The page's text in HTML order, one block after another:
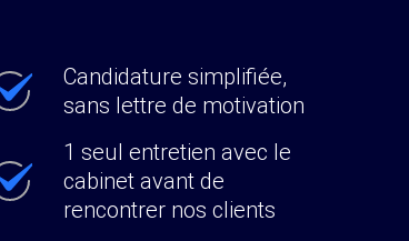
Candidature simplifiée,
sans lettre de motivation
1 seul entretien avec le
cabinet avant de
rencontrer nos clients